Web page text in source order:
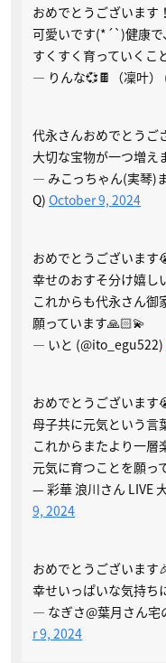
おめでとうございます
可愛いです(*´`)健康で
すくすく育っていくこ
— りんな💞🍫（凜叶）
代永さんおめでとうご
大切な宝物が一つ増え
— みこっちゃん(実琴)
Q) October 9, 2024
おめでとうございます
幸せのおすそ分け嬉し
これからも代永さん御
願っています🙏🏻💫
— いと (@ito_egu522)
おめでとうございま
母子共に元気という
これからまたより一層
元気に育つことを願っ
— 彩華 浪川さん LIVE
9, 2024
おめでとうございます
幸せいっぱいな気持ち
— なぎさ@葉月さん宅
r 9, 2024